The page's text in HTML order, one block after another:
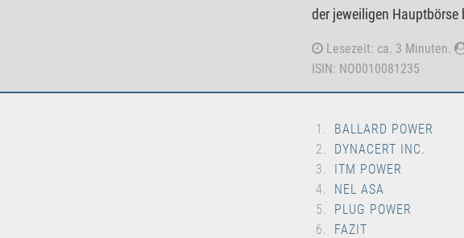
der jeweiligen Hauptbörse
Lesezeit: ca. 3 Minuten.
ISIN: NO0010081235
BALLARD POWER
DYNACERT INC.
ITM POWER
NEL ASA
PLUG POWER
FAZIT